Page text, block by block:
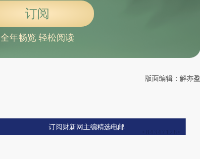
订阅
全年畅览 轻松阅读
版面编辑：解亦盈
订阅财新网主编精选电邮